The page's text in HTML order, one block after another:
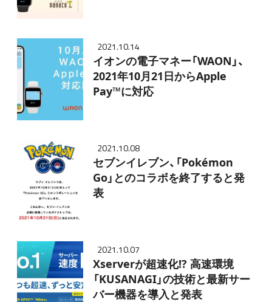
2021.10.14
イオンの電子マネー「WAON」、
2021年10月21日からApple
Pay™に対応
2021.10.08
セブンイレブン、「Pokémon
Go」とのコラボを終了すると発
表
2021.10.07
Xserverが超速化!? 高速環境
「KUSANAGI」の技術と最新サー
バー機器を導入と発表